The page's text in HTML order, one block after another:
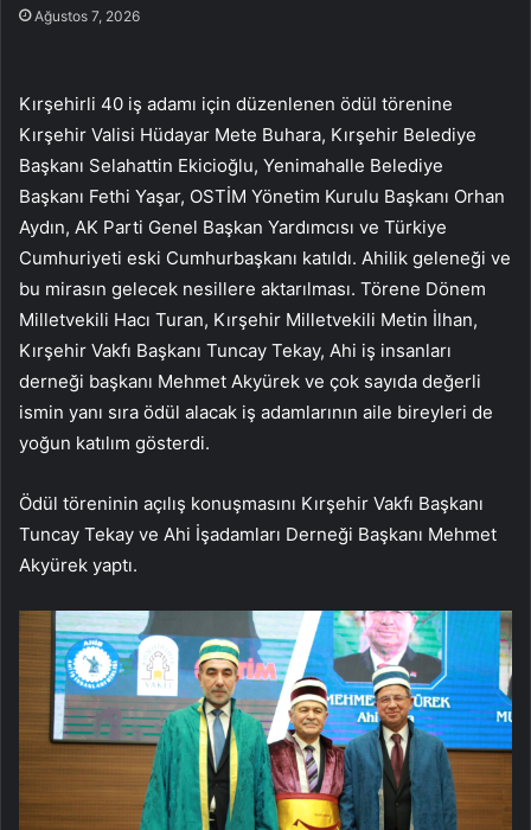
Ağustos 7, 2026
Kırşehirli 40 iş adamı için düzenlenen ödül törenine
Kırşehir Valisi Hüdayar Mete Buhara, Kırşehir Belediye
Başkanı Selahattin Ekicioğlu, Yenimahalle Belediye
Başkanı Fethi Yaşar, OSTİM Yönetim Kurulu Başkanı Orhan
Aydın, AK Parti Genel Başkan Yardımcısı ve Türkiye
Cumhuriyeti eski Cumhurbaşkanı katıldı. Ahilik geleneği ve
bu mirasın gelecek nesillere aktarılması. Törene Dönem
Milletvekili Hacı Turan, Kırşehir Milletvekili Metin İlhan,
Kırşehir Vakfı Başkanı Tuncay Tekay, Ahi iş insanları
derneği başkanı Mehmet Akyürek ve çok sayıda değerli
ismin yanı sıra ödül alacak iş adamlarının aile bireyleri de
yoğun katılım gösterdi.
Ödül töreninin açılış konuşmasını Kırşehir Vakfı Başkanı
Tuncay Tekay ve Ahi İşadamları Derneği Başkanı Mehmet
Akyürek yaptı.